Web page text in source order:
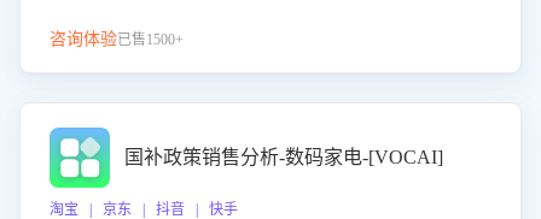
咨询体验已售1500+
国补政策销售分析-数码家电-[VOCAI]
淘宝 | 京东 | 抖音 | 快手